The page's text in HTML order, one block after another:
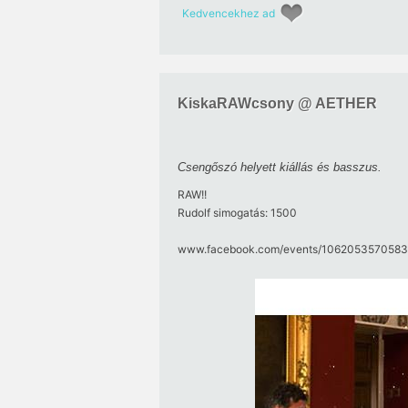
Kedvencekhez ad
KiskaRAWcsony @ AETHER
Csengőszó helyett kiállás és basszus.
RAW!!
Rudolf simogatás: 1500
www.facebook.com/​events/​